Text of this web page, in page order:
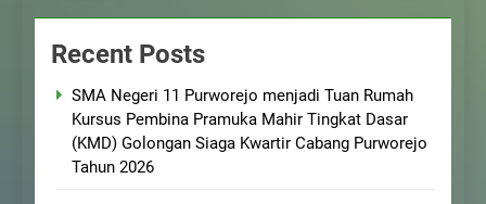
Recent Posts
SMA Negeri 11 Purworejo menjadi Tuan Rumah
Kursus Pembina Pramuka Mahir Tingkat Dasar
(KMD) Golongan Siaga Kwartir Cabang Purworejo
Tahun 2026